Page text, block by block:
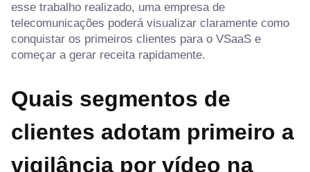
esse trabalho realizado, uma empresa de
telecomunicações poderá visualizar claramente como
conquistar os primeiros clientes para o VSaaS e
começar a gerar receita rapidamente.
Quais segmentos de
clientes adotam primeiro a
vigilância por vídeo na